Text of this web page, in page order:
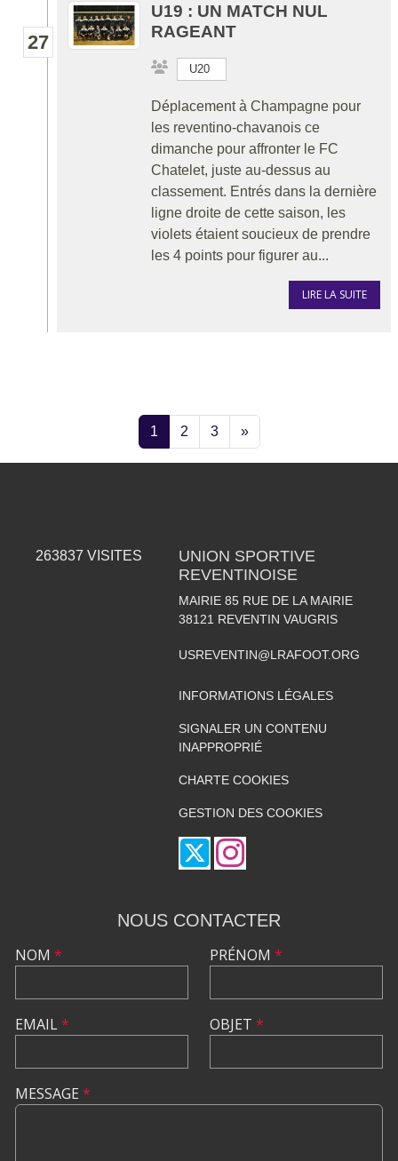
27
U19 : UN MATCH NUL
RAGEANT
U20
Déplacement à Champagne pour
les reventino-chavanois ce
dimanche pour affronter le FC
Chatelet, juste au-dessus au
classement. Entrés dans la dernière
ligne droite de cette saison, les
violets étaient soucieux de prendre
les 4 points pour figurer au...
LIRE LA SUITE
1 2 3 »
263837 VISITES
UNION SPORTIVE
REVENTINOISE
MAIRIE 85 RUE DE LA MAIRIE
38121 REVENTIN VAUGRIS
USREVENTIN@LRAFOOT.ORG
INFORMATIONS LÉGALES
SIGNALER UN CONTENU
INAPPROPRIÉ
CHARTE COOKIES
GESTION DES COOKIES
NOUS CONTACTER
NOM *
EMAIL*
PRÉNOM *
OBJET *
MESSAGE *